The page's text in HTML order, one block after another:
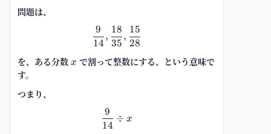
問題は、
14
9
,
35
18
,
28
15
を、ある分数 x
x で割って整数にする、という意味で
す。
つまり、
\frac{9}{14}\div x
14
9
÷ x